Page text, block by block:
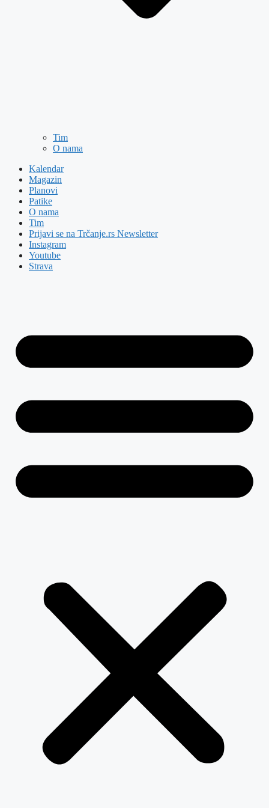
Tim
O nama
Kalendar
Magazin
Planovi
Patike
O nama
Tim
Prijavi se na Trčanje.rs Newsletter
Instagram
Youtube
Strava